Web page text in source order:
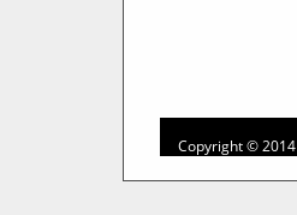
Copyright © 2014